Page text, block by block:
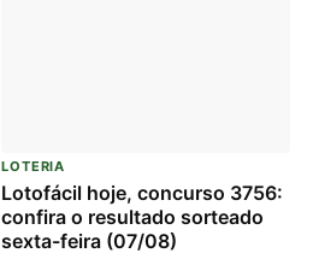
LOTERIA
Lotofácil hoje, concurso 3756:
confira o resultado sorteado
sexta-feira (07/08)